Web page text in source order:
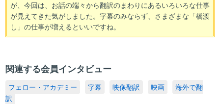
が、今回は、お話の端々から翻訳のまわりにあるいろいろな仕事
が見えてきた気がしました。字幕のみならず、さまざまな「橋渡
し」の仕事が増えるといいですね。
関連する会員インタビュー
フェロー・アカデミー 字幕 映像翻訳 映画
海外で翻
訳